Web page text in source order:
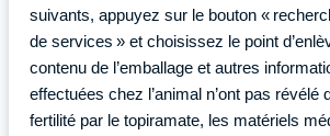
suivants, appuyez sur le bouton «
de services » et choisissez le point
contenu de l’emballage et autres
effectuées chez l’animal n’ont pas révélé
fertilité par le topiramate, les matériels